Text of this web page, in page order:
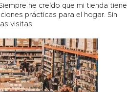
he creído que mi tienda tiene
prácticas para el hogar. Sin
visitas.